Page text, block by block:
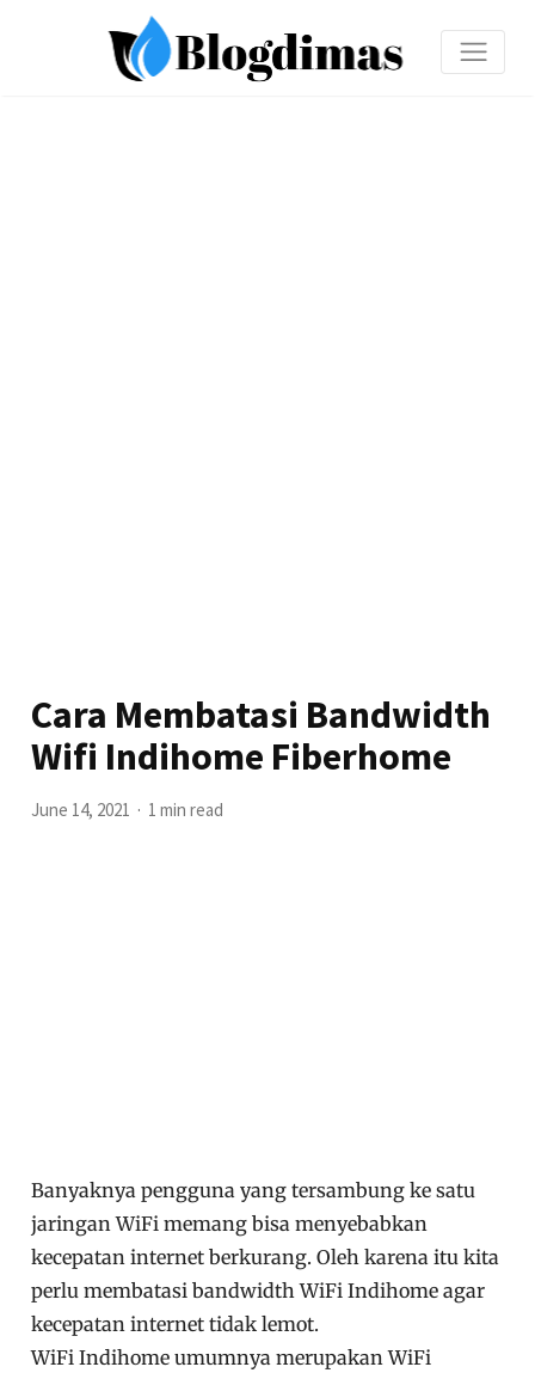
Cara Membatasi Bandwidth
Wifi Indihome Fiberhome
June 14, 2021 1 min read
Banyaknya pengguna yang tersambung ke satu
jaringan WiFi memang bisa menyebabkan
kecepatan internet berkurang. Oleh karena itu kita
perlu membatasi bandwidth WiFi Indihome agar
kecepatan internet tidak lemot.
WiFi Indihome umumnya merupakan WiFi